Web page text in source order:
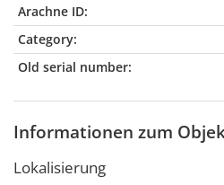
Arachne ID:
Category:
Old serial number:
Informationen zum
Lokalisierung